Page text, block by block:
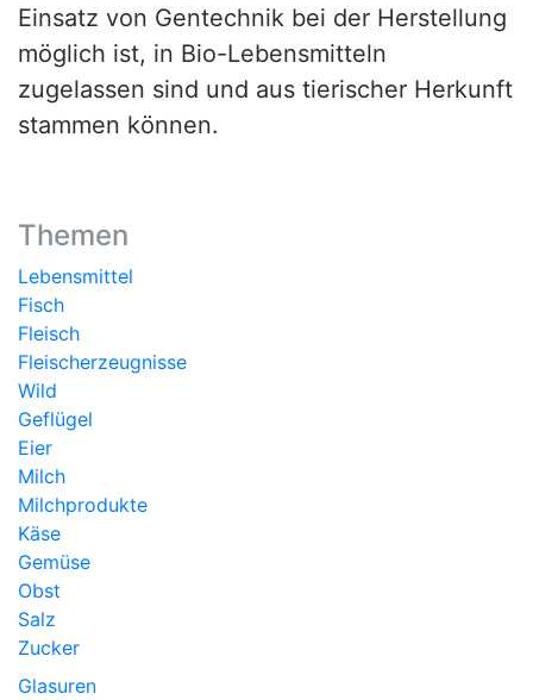
Einsatz von Gentechnik bei der Herstellung
möglich ist, in Bio-Lebensmitteln
zugelassen sind und aus tierischer Herkunft
stammen können.
Themen
Lebensmittel
Fisch
Fleisch
Fleischerzeugnisse
Wild
Geflügel
Eier
Milch
Milchprodukte
Käse
Gemüse
Obst
Salz
Zucker
Glasuren